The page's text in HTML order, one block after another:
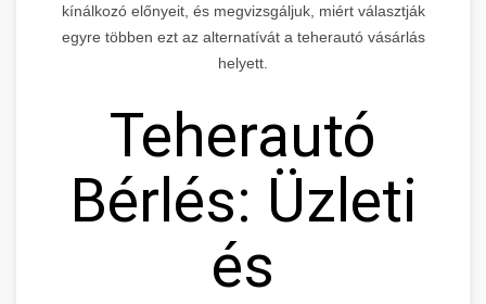
kínálkozó előnyeit, és megvizsgáljuk, miért választják
egyre többen ezt az alternatívát a teherautó vásárlás
helyett.
Teherautó
Bérlés: Üzleti
és